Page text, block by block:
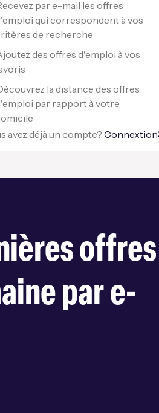
par e-mail les offres
qui correspondent à vos
de recherche
des offres d'emploi à vos
la distance des offres
par rapport à votre
avez déjà un compte?Connextion
offres
par e-